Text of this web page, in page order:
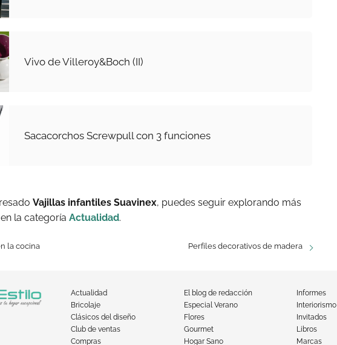
Vivo de Villeroy&Boch (II)
Sacacorchos Screwpull con 3 funciones
Vajillas infantiles Suavinex, puedes seguir explorando más
la categoría Actualidad.
la cocina Perfiles decorativos de madera
Actualidad
Bricolaje
Clásicos del diseño
Club de ventas
Compras
El blog de redacción
Especial Verano
Flores
Gourmet
Hogar Sano
Informes
Interiorismo
Invitados
Libros
Marcas